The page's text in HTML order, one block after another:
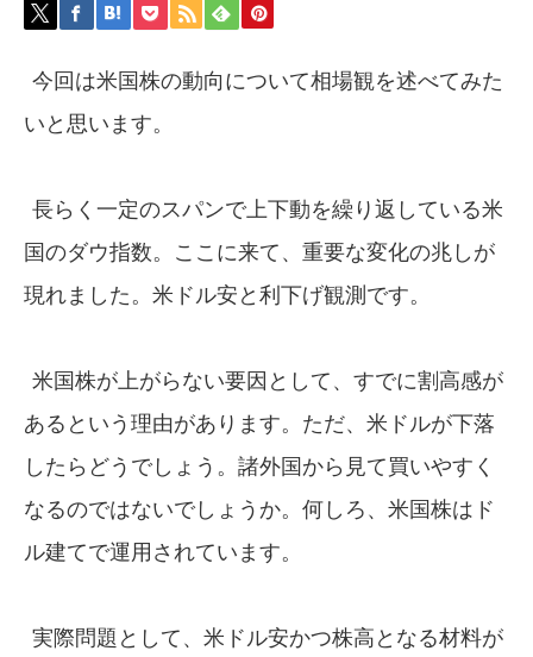
今回は米国株の動向について相場観を述べてみた
いと思います。
長らく一定のスパンで上下動を繰り返している米
国のダウ指数。ここに来て、重要な変化の兆しが
現れました。米ドル安と利下げ観測です。
米国株が上がらない要因として、すでに割高感が
あるという理由があります。ただ、米ドルが下落
したらどうでしょう。諸外国から見て買いやすく
なるのではないでしょうか。何しろ、米国株はド
ル建てで運用されています。
実際問題として、米ドル安かつ株高となる材料が